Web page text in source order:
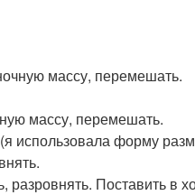
массу, перемешать.
массу, перемешать.
использовала форму
Поставить в